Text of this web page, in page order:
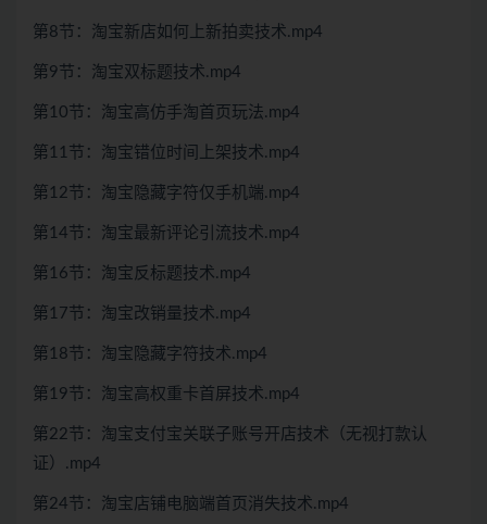
第8节：淘宝新店如何上新拍卖技术.mp4
第9节：淘宝双标题技术.mp4
第10节：淘宝高仿手淘首页玩法.mp4
第11节：淘宝错位时间上架技术.mp4
第12节：淘宝隐藏字符仅手机端.mp4
第14节：淘宝最新评论引流技术.mp4
第16节：淘宝反标题技术.mp4
第17节：淘宝改销量技术.mp4
第18节：淘宝隐藏字符技术.mp4
第19节：淘宝高权重卡首屏技术.mp4
第22节：淘宝支付宝关联子账号开店技术（无视打款认
证）.mp4
第24节：淘宝店铺电脑端首页消失技术.mp4